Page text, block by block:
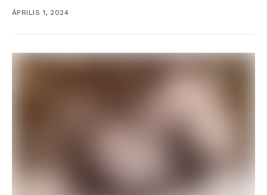
módon lehet megelőzni a gyulladást?...
ÁPRILIS 1, 2024